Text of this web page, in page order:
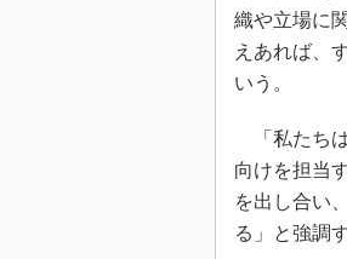
織や立場に
えあれば、
いう。
「私たち
向けを担当
を出し合い
る」と強調